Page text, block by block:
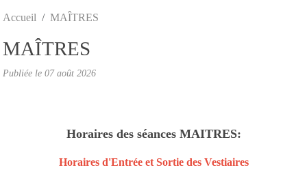
Accueil MAÎTRES
MAÎTRES
Publiée le 07 août 2026
Horaires des séances MAITRES:
Horaires d'Entrée et Sortie des Vestiaires